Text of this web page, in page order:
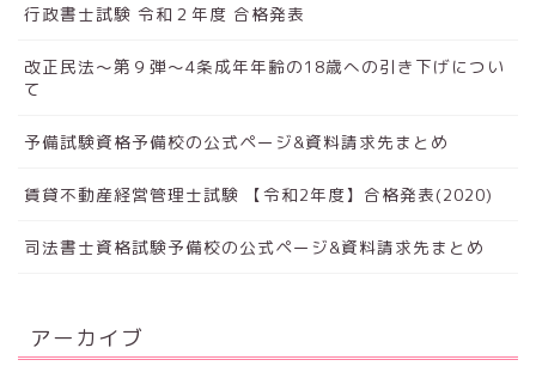
行政書士試験 令和２年度 合格発表
改正民法～第９弾～4条成年年齢の18歳への引き下げについ
て
予備試験資格予備校の公式ページ&資料請求先まとめ
賃貸不動産経営管理士試験 【令和2年度】合格発表(2020)
司法書士資格試験予備校の公式ページ&資料請求先まとめ
アーカイブ